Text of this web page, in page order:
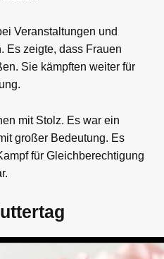
Veranstaltungen und
Es zeigte, dass Frauen
Sie kämpften weiter für
mit Stolz. Es war ein
großer Bedeutung. Es
für Gleichberechtigung